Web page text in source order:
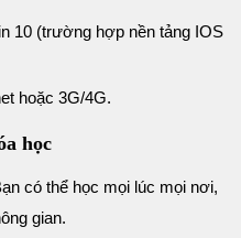
10 (trường hợp nền tảng IOS
hoặc 3G/4G.
học
có thể học mọi lúc mọi nơi,
gian.